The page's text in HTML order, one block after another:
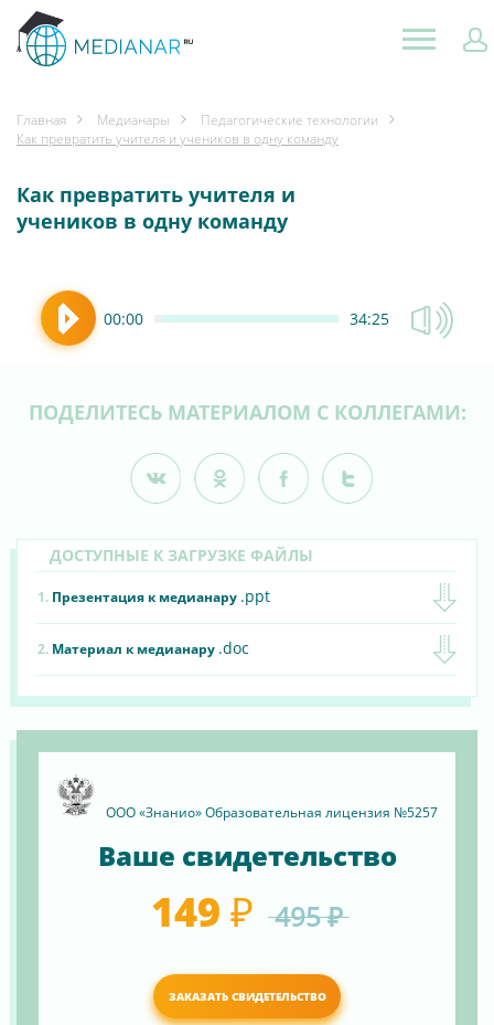
Главная Медианары
Педагогические технологии
Как превратить учителя и учеников в одну команду
Как превратить учителя и
учеников в одну команду
00:00 34:25
ПОДЕЛИТЕСЬ МАТЕРИАЛОМ С КОЛЛЕГАМИ:
ДОСТУПНЫЕ К ЗАГРУЗКЕ ФАЙЛЫ
1. Презентация к медианару .ppt
2. Материал к медианару .doc
ООО «Знанио» Образовательная лицензия №5257
Ваше свидетельство
149 ₽ 495 ₽
ЗАКАЗАТЬ СВИДЕТЕЛЬСТВО